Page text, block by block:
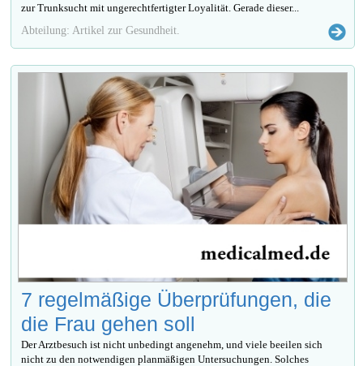
zur Trunksucht mit ungerechtfertigter Loyalität. Gerade dieser...
Abteilung: Artikel zur Gesundheit.
7 regelmäßige Überprüfungen, die
die Frau gehen soll
Der Arztbesuch ist nicht unbedingt angenehm, und viele beeilen sich
nicht zu den notwendigen planmäßigen Untersuchungen. Solches